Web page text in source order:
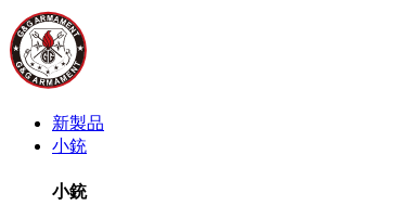
新製品
小銃
小銃